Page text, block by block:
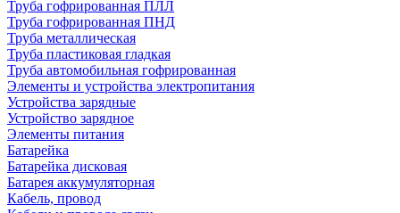
Труба гофрированная ПЛЛ
Труба гофрированная ПНД
Труба металлическая
Труба пластиковая гладкая
Труба автомобильная гофрированная
Элементы и устройства электропитания
Устройства зарядные
Устройство зарядное
Элементы питания
Батарейка
Батарейка дисковая
Батарея аккумуляторная
Кабель, провод